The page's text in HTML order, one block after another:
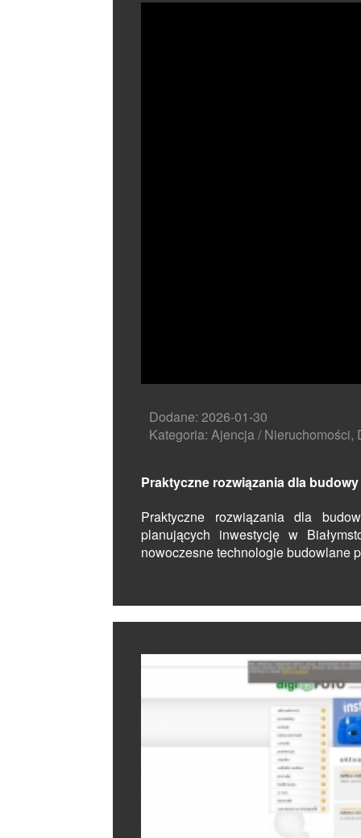
Dodane: 2026-01-30
Kategoria: Ajencja / Nieruchomości,
Praktyczne rozwiązania dla
Praktyczne rozwiązania dla
planujących inwestycję w
nowoczesne technologie budowlane